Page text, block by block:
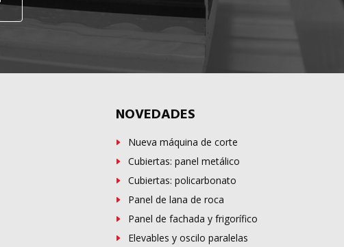
NOVEDADES
Nueva máquina de corte
Cubiertas: panel metálico
Cubiertas: policarbonato
Panel de lana de roca
Panel de fachada y frigorífico
Elevables y oscilo paralelas